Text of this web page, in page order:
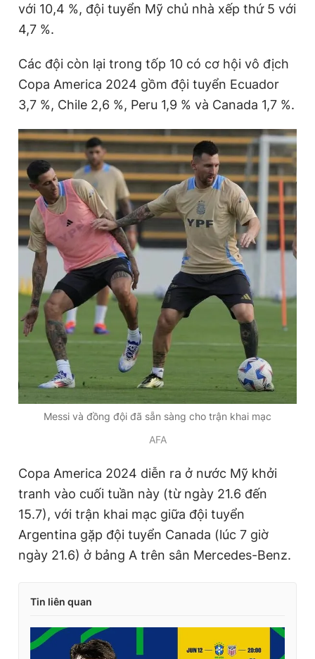
với 10,4 %, đội tuyển Mỹ chủ nhà xếp thứ 5 với
4,7 %.
Các đội còn lại trong tốp 10 có cơ hội vô địch
Copa America 2024 gồm đội tuyển Ecuador
3,7 %, Chile 2,6 %, Peru 1,9 % và Canada 1,7 %.
Messi và đồng đội đã sẵn sàng cho trận khai mạc
AFA
Copa America 2024 diễn ra ở nước Mỹ khởi
tranh vào cuối tuần này (từ ngày 21.6 đến
15.7), với trận khai mạc giữa đội tuyển
Argentina gặp đội tuyển Canada (lúc 7 giờ
ngày 21.6) ở bảng A trên sân Mercedes-Benz.
Tin liên quan